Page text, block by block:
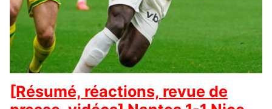
[Résumé, réactions, revue de